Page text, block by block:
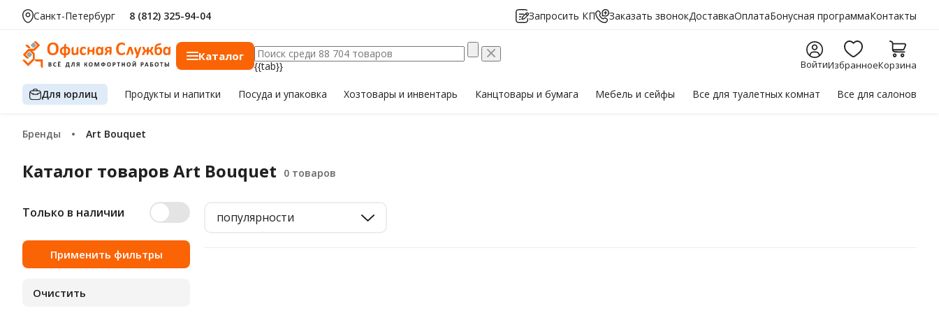
Санкт-Петербург 8 (812) 325-94-04 Запросить КП Заказать звонокДоставкаОплатаБонусная программаКонтакты
Каталог
{{tab}} ВойтиИзбранноеКорзина
Для юрлиц Продуктыи напитки Посуда и упаковка Хозтоварыи инвентарь Канцтовары и бумага Мебельи сейфы Все для туалетных комнат Все для салонов
Бренды Art Bouquet
Каталог товаров Art Bouquet
Только в наличии популярности